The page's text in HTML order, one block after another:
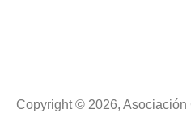
Copyright © 2026,